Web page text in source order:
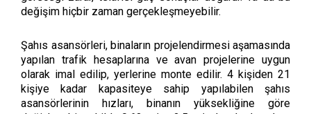
değişim hiçbir zaman gerçekleşmeyebilir.
Şahıs asansörleri, binaların projelendirmesi aşamasında
yapılan trafik hesaplarına ve avan projelerine uygun
olarak imal edilip, yerlerine monte edilir. 4 kişiden 21
kişiye kadar kapasiteye sahip yapılabilen şahıs
asansörlerinin hızları, binanın yüksekliğine göre